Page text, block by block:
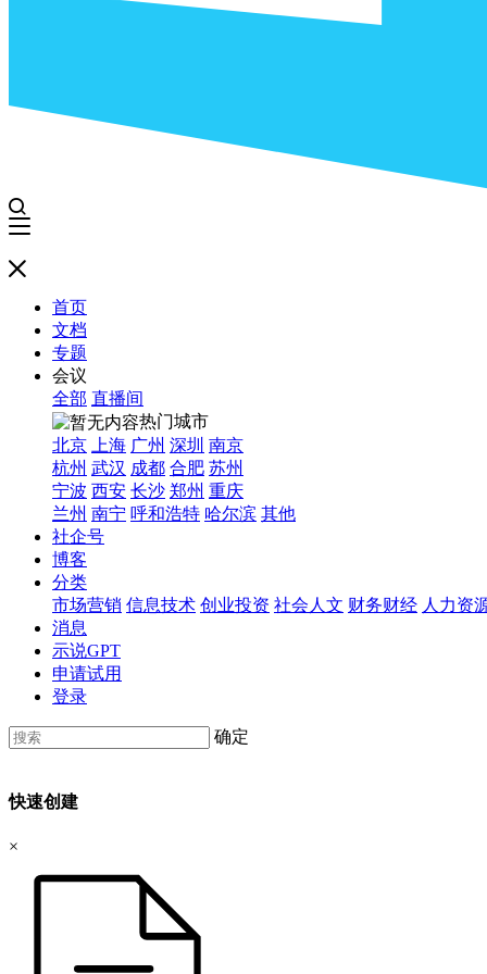
首页
文档
专题
会议
全部 直播间
热门城市
北京
上海 广州 深圳 南京
杭州 武汉 成都 合肥 苏州
宁波 西安 长沙 郑州 重庆
兰州 南宁 呼和浩特 哈尔滨 其他
社企号
博客
分类
市场营销 信息技术 创业投资 社会人文 财务财经 人力资
消息
示说GPT
申请试用
登录
确定
快速创建
×